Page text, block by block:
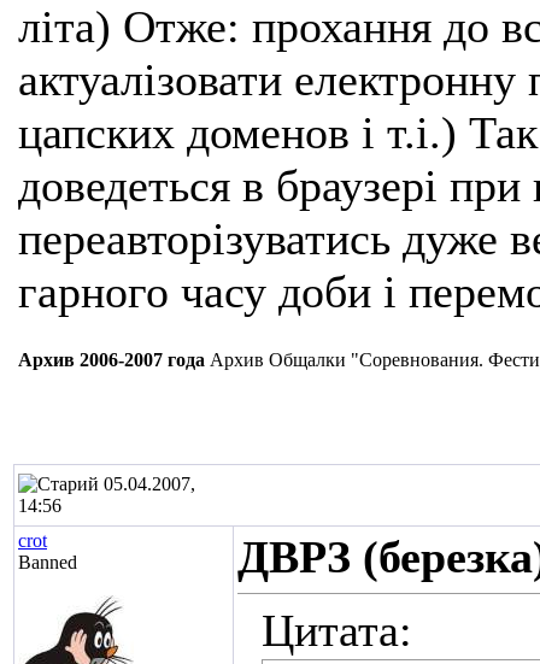
літа) Отже: прохання до
актуалізовати
цапских доменов і т.і.)
доведеться в браузері
переавторізуватись
гарного часу доби і
Архив 2006-2007 года Архив Общалки "Соревнования.
05.04.2007,
14:56
crot
Banned
ДВРЗ
Цитата: